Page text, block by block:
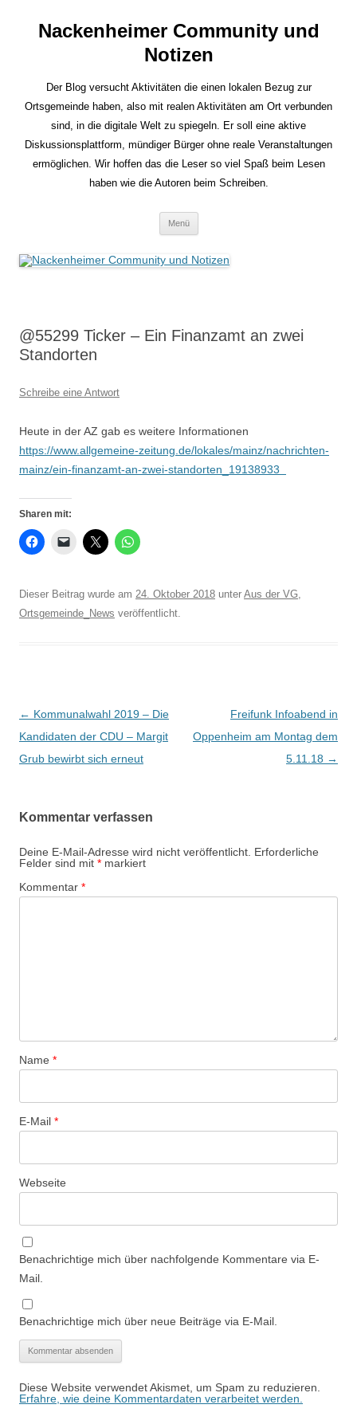
Nackenheimer Community und
Notizen
Der Blog versucht Aktivitäten die einen lokalen Bezug zur
Ortsgemeinde haben, also mit realen Aktivitäten am Ort verbunden
sind, in die digitale Welt zu spiegeln. Er soll eine aktive
Diskussionsplattform, mündiger Bürger ohne reale Veranstaltungen
ermöglichen. Wir hoffen das die Leser so viel Spaß beim Lesen
haben wie die Autoren beim Schreiben.
Menü
@55299 Ticker – Ein Finanzamt an zwei
Standorten
Schreibe eine Antwort
Heute in der AZ gab es weitere Informationen
https://www.allgemeine-zeitung.de/lokales/mainz/nachrichten-
mainz/ein-finanzamt-an-zwei-standorten_19138933
Sharen mit:
Dieser Beitrag wurde am 24. Oktober 2018 unter Aus der VG,
Ortsgemeinde_News veröffentlicht.
Beitrags-
Navigation
← Kommunalwahl 2019 – Die
Kandidaten der CDU – Margit
Grub bewirbt sich erneut
Freifunk Infoabend in
Oppenheim am Montag dem
5.11.18 →
Kommentar verfassen
Deine E-Mail-Adresse wird nicht veröffentlicht. Erforderliche
Felder sind mit * markiert
Kommentar *
Name *
E-Mail *
Webseite
Benachrichtige mich über nachfolgende Kommentare via E-
Mail.
Benachrichtige mich über neue Beiträge via E-Mail.
Diese Website verwendet Akismet, um Spam zu reduzieren.
Erfahre, wie deine Kommentardaten verarbeitet werden.